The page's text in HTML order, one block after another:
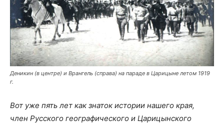
Деникин (в центре) и Врангель (справа) на параде в Царицыне летом 1919
г.
Вот уже пять лет как знаток истории нашего края,
член Русского географического и Царицынского